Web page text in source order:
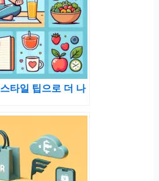
타일 팁으로 더 나